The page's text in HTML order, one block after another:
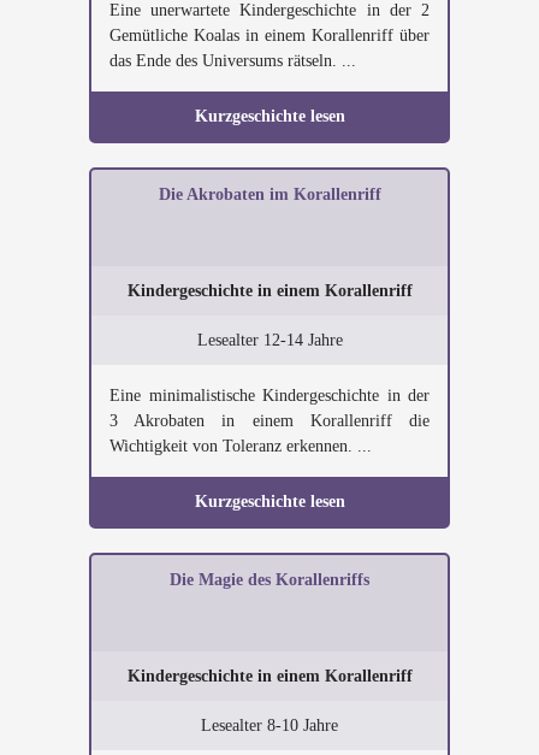
Eine unerwartete Kindergeschichte in der 2
Gemütliche Koalas in einem Korallenriff über
das Ende des Universums rätseln. ...
Kurzgeschichte lesen
Die Akrobaten im Korallenriff
Kindergeschichte in einem Korallenriff
Lesealter 12-14 Jahre
Eine minimalistische Kindergeschichte in der
3 Akrobaten in einem Korallenriff die
Wichtigkeit von Toleranz erkennen. ...
Kurzgeschichte lesen
Die Magie des Korallenriffs
Kindergeschichte in einem Korallenriff
Lesealter 8-10 Jahre